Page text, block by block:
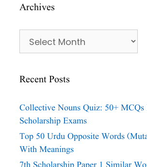
Archives
Recent Posts
Collective Nouns Quiz: 50+
Scholarship Exams
Top 50 Urdu Opposite Words
With Meanings